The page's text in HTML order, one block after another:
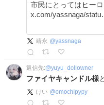
市民にとってはヒー
x.com/yassnaga/
靖永 @yassnaga
返信先:@yuyu_dollowner
ファイヤキャンドル様
けい @omochipypy